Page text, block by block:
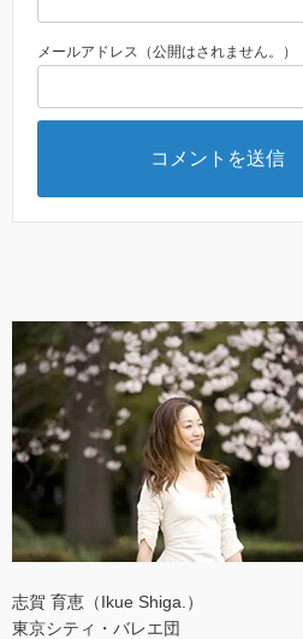
メールアドレス（公開はされません。）
志賀 育恵（Ikue Shiga.）
東京シティ・バレエ団